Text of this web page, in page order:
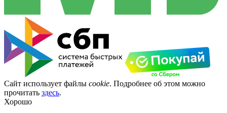
Сайт использует файлы cookie. Подробнее об этом можно
прочитать здесь.
Хорошо